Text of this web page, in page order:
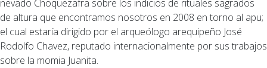
nevado Choquezafra sobre los indicios de rituales sagrados
de altura que encontramos nosotros en 2008 en torno al apu;
el cual estaría dirigido por el arqueólogo arequipeño José
Rodolfo Chavez, reputado internacionalmente por sus trabajos
sobre la momia Juanita.